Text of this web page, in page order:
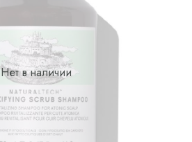
Нет в наличии